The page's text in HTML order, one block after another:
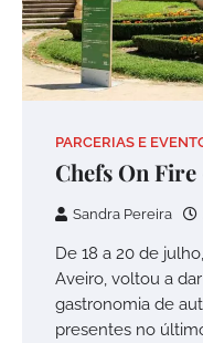
PARCERIAS E
Chefs On
Sandra Pereira
De 18 a 20 de
Aveiro, voltou a
gastronomia de
presentes no